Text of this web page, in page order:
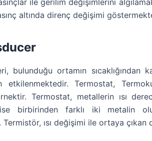
ile gerilim değişimlerini
altında direnç değişimi
bulunduğu ortamın sıcaklığından
etkilenmektedir. Termostat,
Termostat, metallerin ısı
birbirinden farklı iki metalin
ısı değişimi ile ortaya çıkan